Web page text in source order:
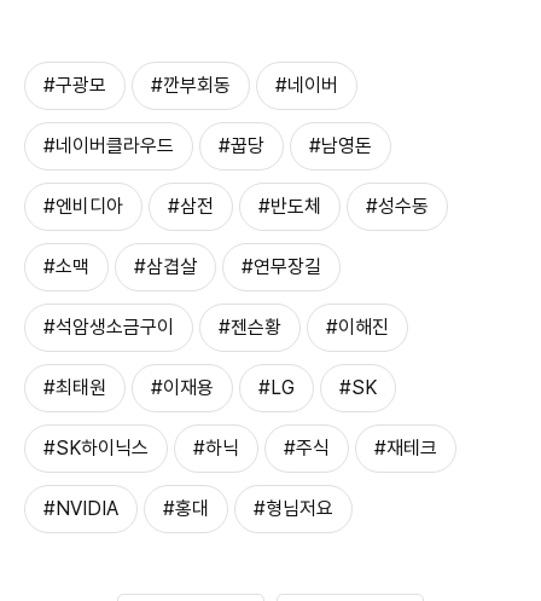
#구광모 #깐부회동 #네이버
#네이버클라우드 #꿉당 #남영돈
#엔비디아 #삼전 #반도체 #성수동
#소맥 #삼겹살 #연무장길
#석암생소금구이 #젠슨황 #이해진
#최태원 #이재용 #LG #SK
#SK하이닉스 #하닉 #주식 #재테크
#NVIDIA #홍대 #형님저요